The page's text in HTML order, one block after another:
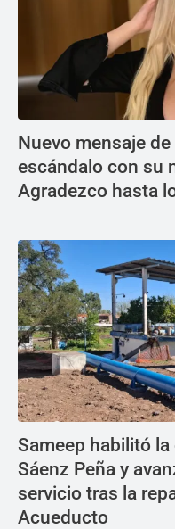
Nuevo mensaje
escándalo con su
Agradezco hasta
Sameep habilitó
Sáenz Peña y
servicio tras la
Acueducto